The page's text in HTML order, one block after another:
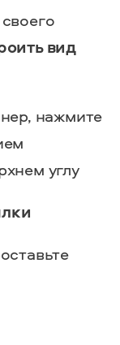
вид
нажмите
углу